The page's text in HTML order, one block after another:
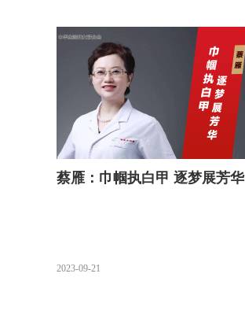
蔡雁：巾帼执白甲 逐梦展芳华
2023-09-21